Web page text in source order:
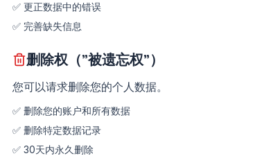
✅ 更正数据中的错误
✅ 完善缺失信息
删除权（"被遗忘权"）
您可以请求删除您的个人数据。
✅ 删除您的账户和所有数据
✅ 删除特定数据记录
✅ 30天内永久删除